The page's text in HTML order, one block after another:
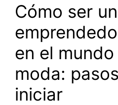
Cómo ser un
en el
moda:
iniciar